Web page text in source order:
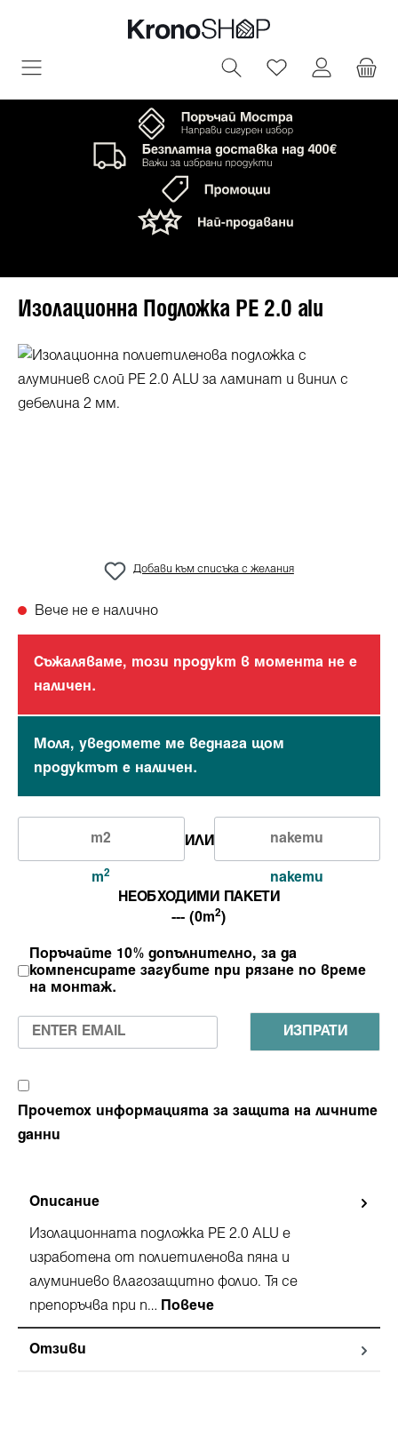
съдържание
Имате 0
Изолационна Подложка PE 2.0 alu
Пропуснете галерия с изображения
Добави към списъка с желания
Вече не е налично
Съжаляваме, този продукт в момента не е
наличен.
Моля, уведомете ме веднага щом
продуктът е наличен.
m2
ИЛИ
пакети
НЕОБХОДИМИ ПАКЕТИ
--- (0m2)
Поръчайте 10% допълнително, за да
компенсирате загубите при рязане по време
на монтаж.
ИЗПРАТИ
Прочетох информацията за защита на личните
данни
Описание
Изолационната подложка PE 2.0 ALU е
изработена от полиетиленова пяна и
алуминиево влагозащитно фолио. Тя се
препоръчва при п… Повече
Отзиви